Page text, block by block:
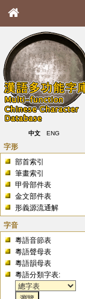
中文 ENG
字形
部首索引
筆畫索引
甲骨部件表
金文部件表
形義源流通解
字音
粵語音節表
粵語聲母表
粵語韻母表
粵語分類字表: